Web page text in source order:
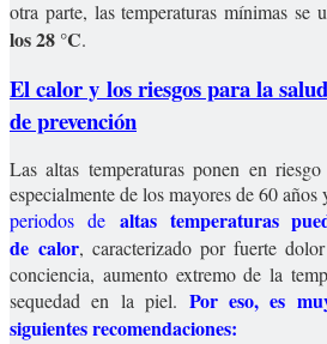
otra parte, las temperaturas mínimas se
los 28 °C.
El calor y los riesgos para la
de prevención
Las altas temperaturas ponen en
especialmente de los mayores de 60
periodos de altas temperaturas
de calor, caracterizado por fuerte
conciencia, aumento extremo de la
sequedad en la piel. Por eso, es
siguientes recomendaciones: